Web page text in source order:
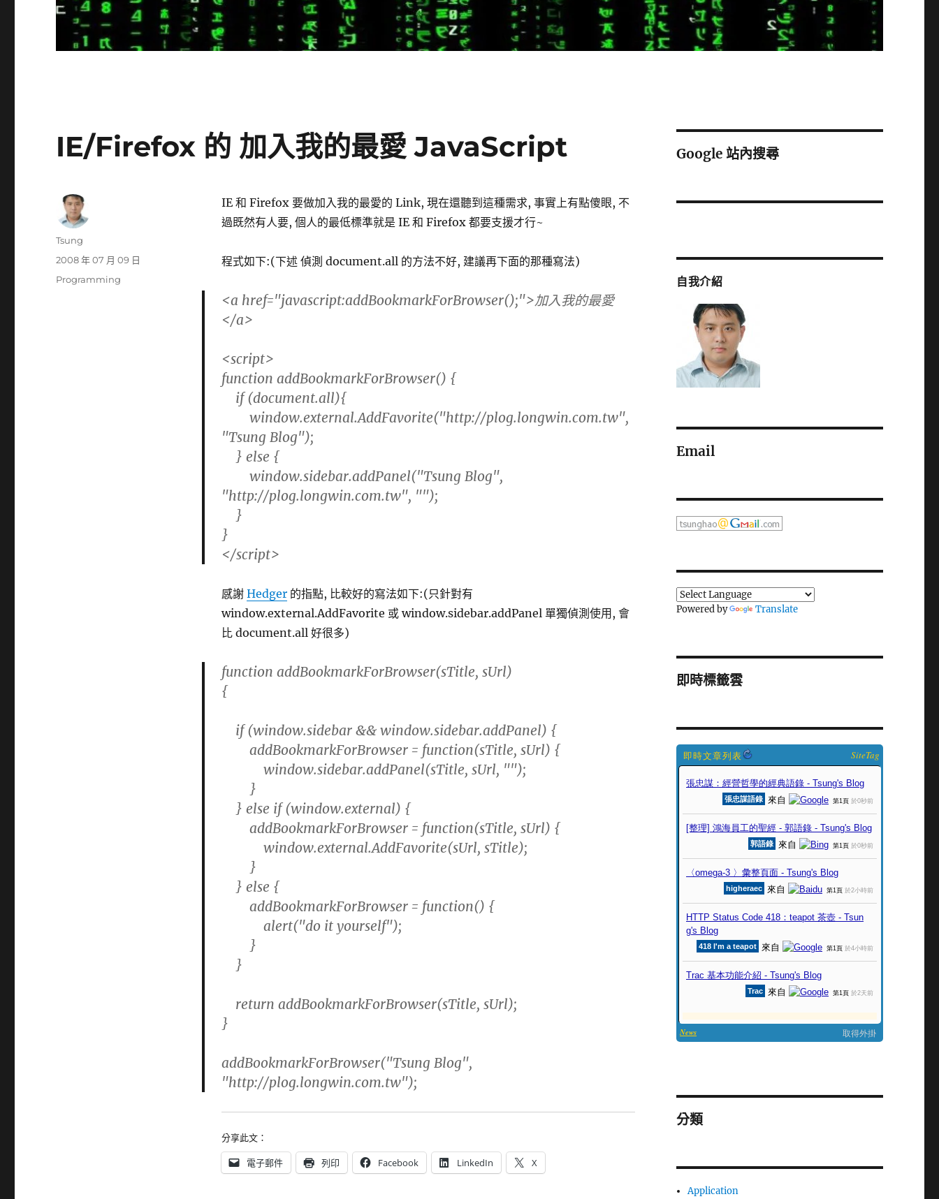
IE/Firefox 的 加入我的最愛 JavaScript
IE 和 Firefox 要做加入我的最愛的 Link, 現在還聽到這種需求, 事實上有點傻眼, 不
過既然有人要, 個人的最低標準就是 IE 和 Firefox 都要支援才行~
程式如下:(下述 偵測 document.all 的方法不好, 建議再下面的那種寫法)
<a href="javascript:addBookmarkForBrowser();">加入我的最愛
</a>
<script>
function addBookmarkForBrowser() {
if (document.all){
window.external.AddFavorite("http://plog.longwin.com.tw",
"Tsung Blog");
} else {
window.sidebar.addPanel("Tsung Blog",
"http://plog.longwin.com.tw", "");
}
}
</script>
感謝 Hedger的指點, 比較好的寫法如下:(只針對有
window.external.AddFavorite 或 window.sidebar.addPanel 單獨偵測使用, 會
比 document.all 好很多)
function addBookmarkForBrowser(sTitle, sUrl)
{
if (window.sidebar && window.sidebar.addPanel) {
addBookmarkForBrowser = function(sTitle, sUrl) {
window.sidebar.addPanel(sTitle, sUrl, "");
}
} else if (window.external) {
addBookmarkForBrowser = function(sTitle, sUrl) {
window.external.AddFavorite(sUrl, sTitle);
}
} else {
addBookmarkForBrowser = function() {
alert("do it yourself");
}
}
return addBookmarkForBrowser(sTitle, sUrl);
}
addBookmarkForBrowser("Tsung Blog",
"http://plog.longwin.com.tw");
分享此文：
電子郵件 列印 Facebook LinkedIn X
作
Tsung
發
2008 年 07 月 09 日
分
Programming
Google 站內搜尋
自我介紹
Email
Powered by Translate
即時標籤雲
SiteTag
分類
Application